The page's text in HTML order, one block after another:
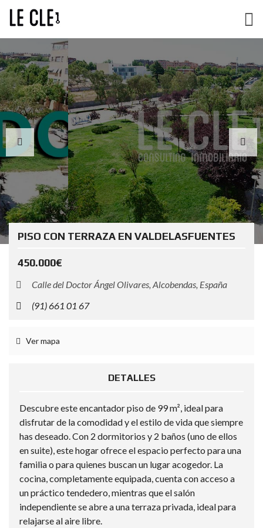
PISO CON TERRAZA EN VALDELASFUENTES
450.000€
Calle del Doctor Ángel Olivares, Alcobendas, España
(91) 661 01 67
Ver mapa
DETALLES
Descubre este encantador piso de 99 m², ideal para
disfrutar de la comodidad y el estilo de vida que siempre
has deseado. Con 2 dormitorios y 2 baños (uno de ellos
en suite), este hogar ofrece el espacio perfecto para una
familia o para quienes buscan un lugar acogedor. La
cocina, completamente equipada, cuenta con acceso a
un práctico tendedero, mientras que el salón
independiente se abre a una terraza privada, ideal para
relajarse al aire libre.